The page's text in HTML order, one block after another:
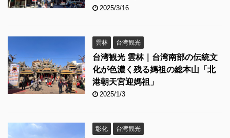
2025/3/16
雲林 台湾観光
台湾観光 雲林｜台湾南部の伝統文
化が色濃く残る媽祖の総本山「北
港朝天宮迎媽祖」
2025/1/3
彰化 台湾観光